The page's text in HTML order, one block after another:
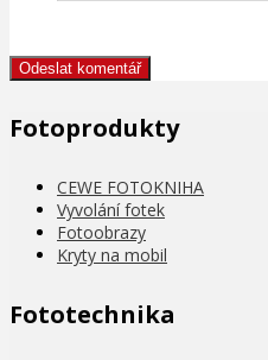
Fotoprodukty
CEWE FOTOKNIHA
Vyvolání fotek
Fotoobrazy
Kryty na mobil
Fototechnika